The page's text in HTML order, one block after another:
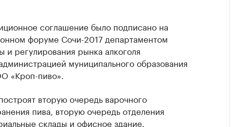
соглашение было подписано на
форуме Сочи-2017 департаментом
и регулирования рынка алкоголя
муниципального образования
«Кроп-пиво».
вторую очередь варочного
пива, вторую очередь отделения
склады и офисное здание.